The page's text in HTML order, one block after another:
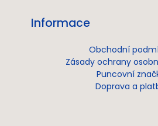
Informace
Obchodní
Zásady ochrany
Puncovní
Doprava a